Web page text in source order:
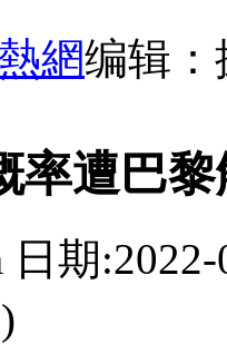
網编辑：
率遭巴
日期